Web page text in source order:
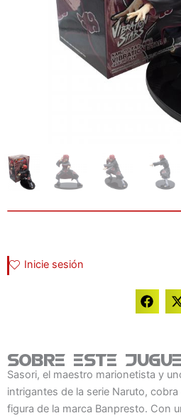
Inicie sesión
Sobre este
Sasori, el maestro marionetista y
intrigantes de la serie Naruto,
figura de la marca Banpresto. Con